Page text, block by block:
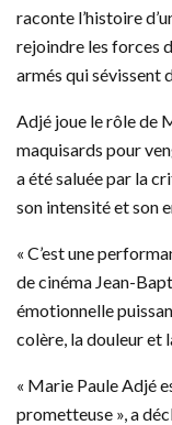
raconte l’histoire
rejoindre les forces
armés qui sévissent
Adjé joue le rôle de
maquisards pour
a été saluée par la
son intensité et son
« C’est une
de cinéma Jean-
émotionnelle
colère, la douleur et
« Marie Paule Adjé
prometteuse », a